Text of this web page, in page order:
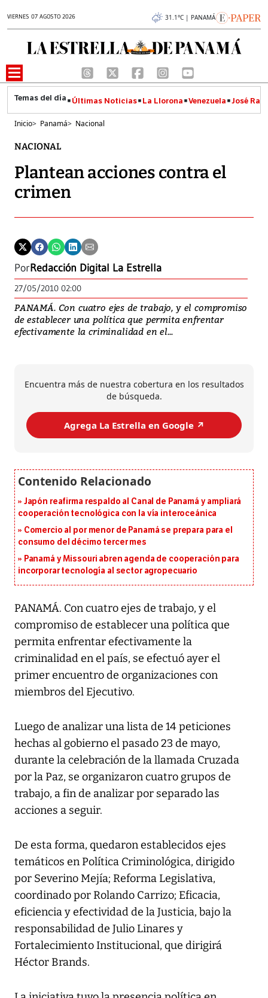
VIERNES 07 AGOSTO 2026 31.1°C | PANAMÁ
Últimas Noticias La Llorona Venezuela José
Inicio> Panamá> Nacional
NACIONAL
Plantean acciones contra el
crimen
PorRedacción Digital La Estrella
27/05/2010 02:00
PANAMÁ. Con cuatro ejes de trabajo, y el compromiso
de establecer una política que permita enfrentar
efectivamente la criminalidad en el...
Encuentra más de nuestra cobertura en los resultados
de búsqueda.
Agrega La Estrella en Google ↗️
Japón reafirma respaldo al Canal de Panamá y ampliará
cooperación tecnológica con la vía interoceánica
Comercio al por menor de Panamá se prepara para el
consumo del décimo tercer mes
Panamá y Missouri abren agenda de cooperación para
incorporar tecnología al sector agropecuario
PANAMÁ. Con cuatro ejes de trabajo, y el
compromiso de establecer una política que
permita enfrentar efectivamente la
criminalidad en el país, se efectuó ayer el
primer encuentro de organizaciones con
miembros del Ejecutivo.
Luego de analizar una lista de 14 peticiones
hechas al gobierno el pasado 23 de mayo,
durante la celebración de la llamada Cruzada
por la Paz, se organizaron cuatro grupos de
trabajo, a fin de analizar por separado las
acciones a seguir.
De esta forma, quedaron establecidos ejes
temáticos en Política Criminológica, dirigido
por Severino Mejía; Reforma Legislativa,
coordinado por Rolando Carrizo; Eficacia,
eficiencia y efectividad de la Justicia, bajo la
responsabilidad de Julio Linares y
Fortalecimiento Institucional, que dirigirá
Héctor Brands.